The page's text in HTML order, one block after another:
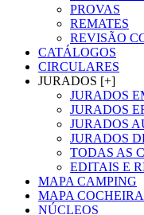
PROVAS
REMATES
REVISÃO
CATÁLOGOS
CIRCULARES
JURADOS [+]
JURADOS
JURADOS
JURADOS
JURADOS
TODAS AS
EDITAIS E
MAPA CAMPING
MAPA
NÚCLEOS